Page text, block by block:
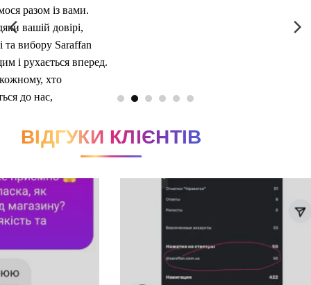
ВІДГУКИ КЛІЄНТІВ